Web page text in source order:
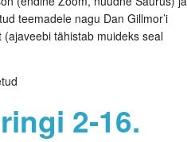
teemadele nagu Dan Gillmor’i
tähistab muideks seal
2-16.